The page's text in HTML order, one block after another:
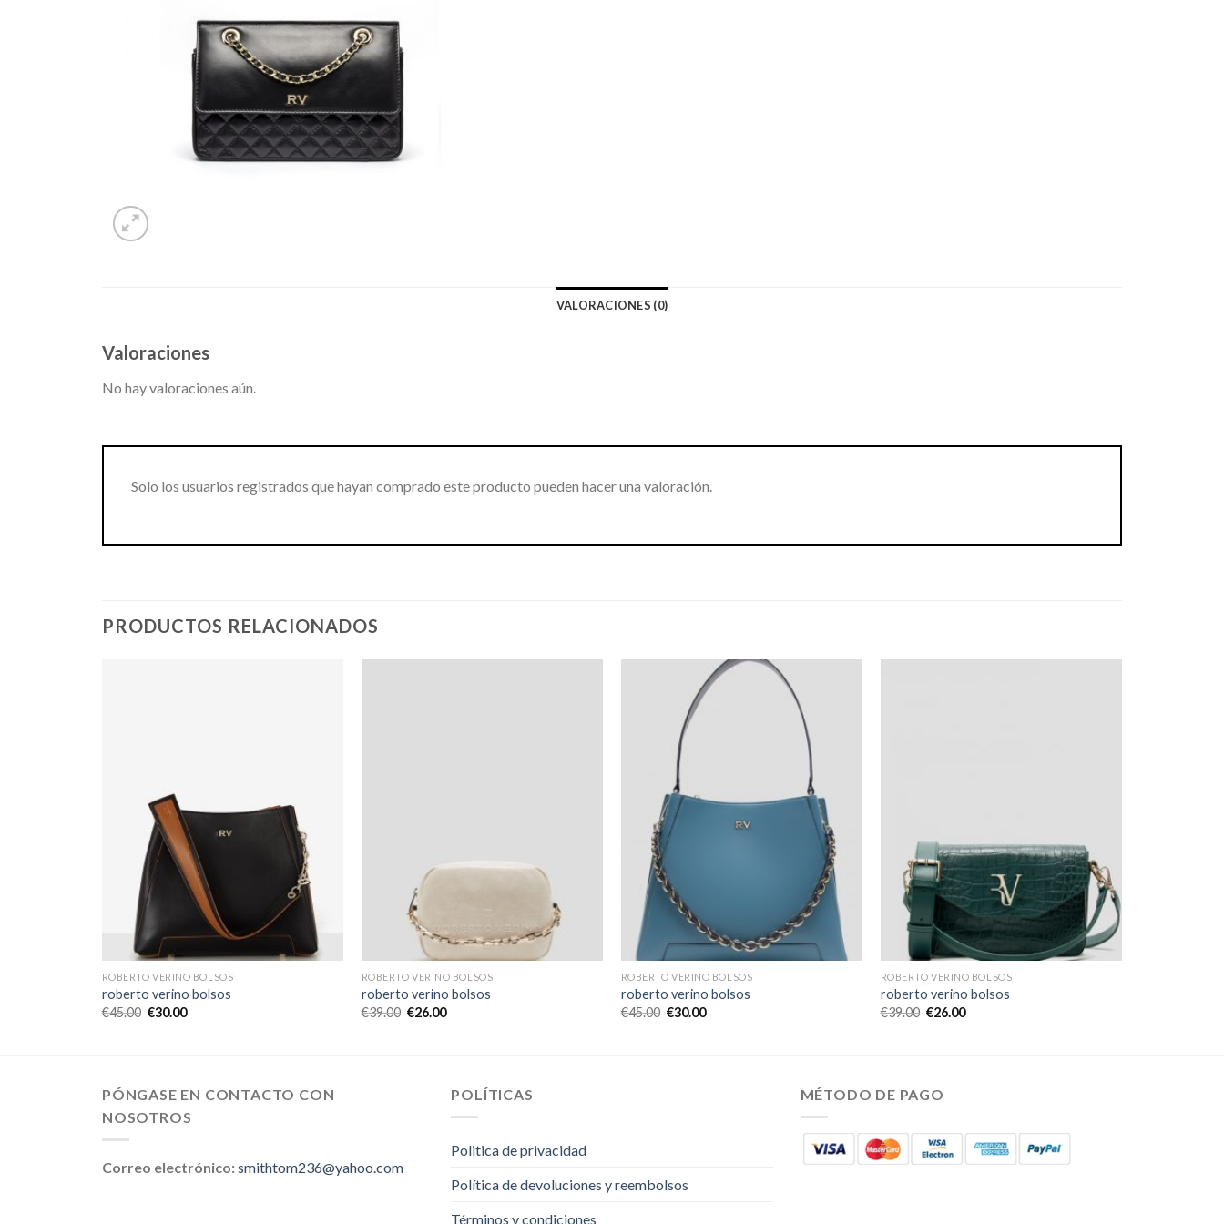
VALORACIONES (0)
Valoraciones
No hay valoraciones aún.
Solo los usuarios registrados que hayan comprado este producto pueden hacer una valoración.
PRODUCTOS RELACIONADOS
ROBERTO VERINO BOLSOS
roberto verino bolsos
€45.00 €30.00
ROBERTO VERINO BOLSOS
roberto verino bolsos
€39.00 €26.00
ROBERTO VERINO BOLSOS
roberto verino bolsos
€45.00 €30.00
ROBERTO VERINO BOLSOS
roberto verino bolsos
€39.00 €26.00
PÓNGASE EN CONTACTO CON
NOSOTROS
Correo electrónico:smithtom236@yahoo.com
POLÍTICAS
Politica de privacidad
Política de devoluciones y reembolsos
Términos y condiciones
MÉTODO DE PAGO